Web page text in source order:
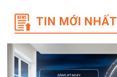
TIN MỚI NHẤT